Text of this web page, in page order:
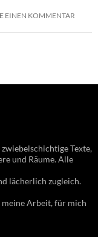
EINEN KOMMENTAR
Texte,
und Räume. Alle
lächerlich zugleich.
meine Arbeit, für mich